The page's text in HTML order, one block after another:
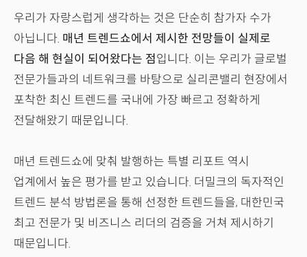
우리가 자랑스럽게 생각하는 것은 단순히 참가자 수가
아닙니다. 매년 트렌드쇼에서 제시한 전망들이 실제로
다음 해 현실이 되어왔다는 점입니다. 이는 우리가 글로벌
전문가들과의 네트워크를 바탕으로 실리콘밸리 현장에서
포착한 최신 트렌드를 국내에 가장 빠르고 정확하게
전달해왔기 때문입니다.
매년 트렌드쇼에 맞춰 발행하는 특별 리포트 역시
업계에서 높은 평가를 받고 있습니다. 더밀크의 독자적인
트렌드 분석 방법론을 통해 선정한 트렌드들을, 대한민국
최고 전문가 및 비즈니스 리더의 검증을 거쳐 제시하기
때문입니다.